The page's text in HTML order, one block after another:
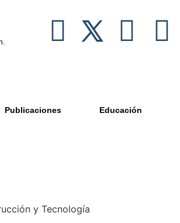
Publicaciones Educación
y Tecnología